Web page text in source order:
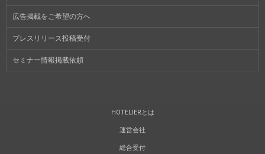
広告掲載をご希望の方へ
プレスリリース投稿受付
セミナー情報掲載依頼
HOTELIERとは
運営会社
総合受付